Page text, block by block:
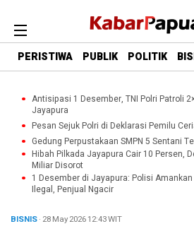
PERISTIWA PUBLIK POLITIK
Antisipasi 1 Desember, TNI Polri Patroli
Jayapura
Pesan Sejuk Polri di Deklarasi Pemilu
Gedung Perpustakaan SMPN 5 Sentani
Hibah Pilkada Jayapura Cair 10 Persen,
Miliar Disorot
1 Desember di Jayapura: Polisi
Ilegal, Penjual Ngacir
BISNIS· 28 May 202612:43WIT